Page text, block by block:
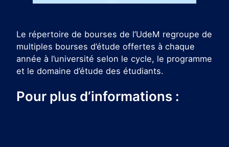
Le répertoire de bourses de l’UdeM regroupe de
multiples bourses d’étude offertes à chaque
année à l’université selon le cycle, le programme
et le domaine d’étude des étudiants.
Pour plus d’informations :